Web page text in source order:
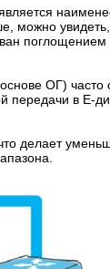
можно
ОГ) часто
передачи в E-
делает